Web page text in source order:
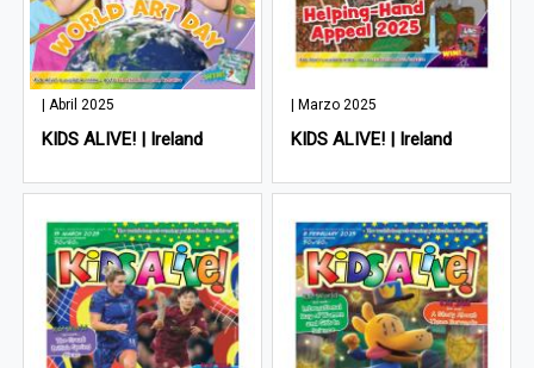
| Abril 2025
KIDS ALIVE! | Ireland
| Marzo 2025
KIDS ALIVE! | Ireland